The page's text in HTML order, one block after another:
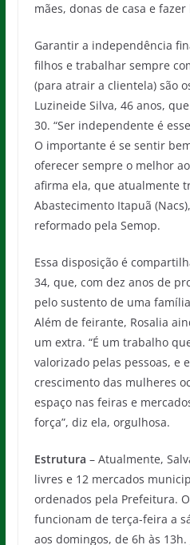
mães, donas de casa e fazer
Garantir a independência
filhos e trabalhar sempre
(para atrair a clientela) são
Luzineide Silva, 46 anos,
30. “Ser independente é
O importante é se sentir
oferecer sempre o melhor
afirma ela, que atualmente
Abastecimento Itapuã
reformado pela Semop.
Essa disposição é
34, que, com dez anos de
pelo sustento de uma
Além de feirante, Rosalia
um extra. “É um trabalho
valorizado pelas pessoas, e
crescimento das mulheres
espaço nas feiras e
força”, diz ela, orgulhosa.
Estrutura – Atualmente,
livres e 12 mercados
ordenados pela Prefeitura.
funcionam de terça-feira a
aos domingos, de 6h às